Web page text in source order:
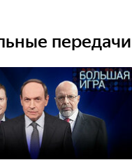
передачи